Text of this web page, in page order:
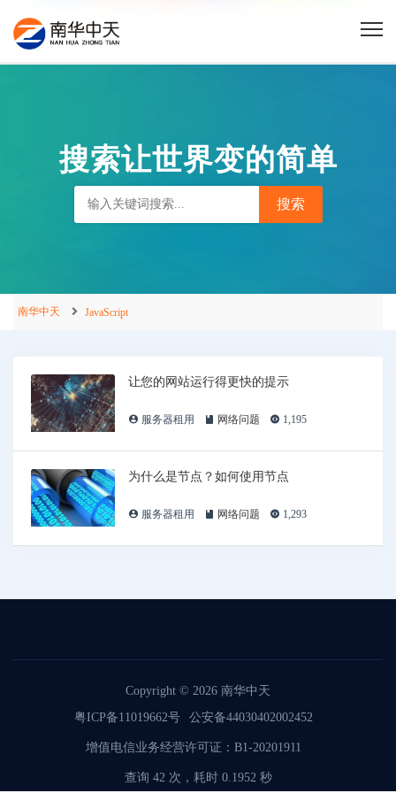
搜索让世界变的简单
南华中天 JavaScript
让您的网站运行得更快的提示
服务器租用 网络问题 1,195
为什么是节点？如何使用节点
服务器租用 网络问题 1,293
Copyright © 2026 南华中天
粤ICP备11019662号
公安备44030402002452
增值电信业务经营许可证：B1-20201911
查询 42 次，耗时 0.1952 秒